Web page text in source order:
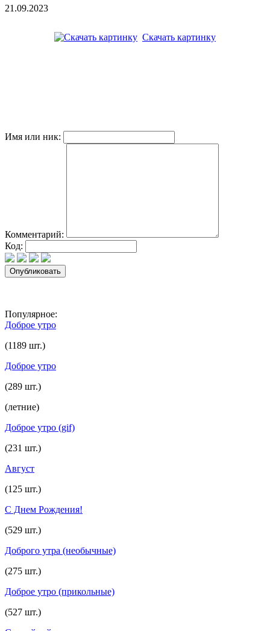
21.09.2023
Скачать картинку
Имя или ник:
Комментарий:
Код:
Популярное:
Доброе утро
(1189 шт.)
Доброе утро
(289 шт.)
(летние)
Доброе утро (gif)
(231 шт.)
Август
(125 шт.)
С Днем Рождения!
(529 шт.)
Доброго утра (необычные)
(275 шт.)
Доброе утро (прикольные)
(527 шт.)